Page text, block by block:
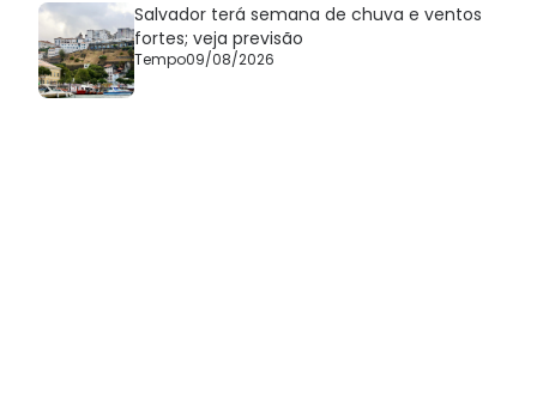
Salvador terá semana de chuva e ventos
fortes; veja previsão
Tempo09/08/2026